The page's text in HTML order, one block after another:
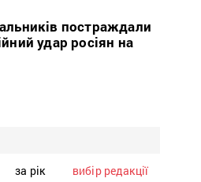
постраждали
удар росіян на
за рік вибір редакції